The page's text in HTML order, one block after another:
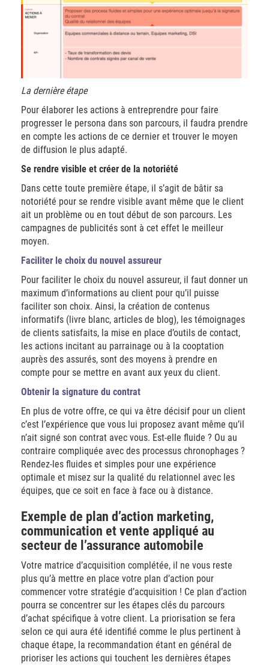
La dernière étape
Pour élaborer les actions à entreprendre pour faire
progresser le persona dans son parcours, il faudra prendre
en compte les actions de ce dernier et trouver le moyen
de diffusion le plus adapté.
Se rendre visible et créer de la notoriété
Dans cette toute première étape, il s’agit de bâtir sa
notoriété pour se rendre visible avant même que le client
ait un problème ou en tout début de son parcours. Les
campagnes de publicités sont à cet effet le meilleur
moyen.
Faciliter le choix du nouvel assureur
Pour faciliter le choix du nouvel assureur, il faut donner un
maximum d’informations au client pour qu’il puisse
faciliter son choix. Ainsi, la création de contenus
informatifs (livre blanc, articles de blog), les témoignages
de clients satisfaits, la mise en place d’outils de contact,
les actions incitant au parrainage ou à la cooptation
auprès des assurés, sont des moyens à prendre en
compte pour se mettre en avant aux yeux du client.
Obtenir la signature du contrat
En plus de votre offre, ce qui va être décisif pour un client
c’est l’expérience que vous lui proposez avant même qu’il
n’ait signé son contrat avec vous. Est-elle fluide ? Ou au
contraire compliquée avec des processus chronophages ?
Rendez-les fluides et simples pour une expérience
optimale et misez sur la qualité du relationnel avec les
équipes, que ce soit en face à face ou à distance.
Exemple de plan d’action marketing,
communication et vente appliqué au
secteur de l’assurance automobile
Votre matrice d’acquisition complétée, il ne vous reste
plus qu’à mettre en place votre plan d’action pour
commencer votre stratégie d’acquisition ! Ce plan d’action
pourra se concentrer sur les étapes clés du parcours
d’achat spécifique à votre client. La priorisation se fera
selon ce qui aura été identifié comme le plus pertinent à
chaque étape, la recommandation étant en général de
prioriser les actions qui touchent les dernières étapes